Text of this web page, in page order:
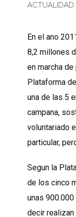
ACTUALIDAD
En el ano
8,2 millones
en marcha
Plataforma
una de las 5
campana,
voluntariado
particular,
Segun la
de los cinco
unas
decir